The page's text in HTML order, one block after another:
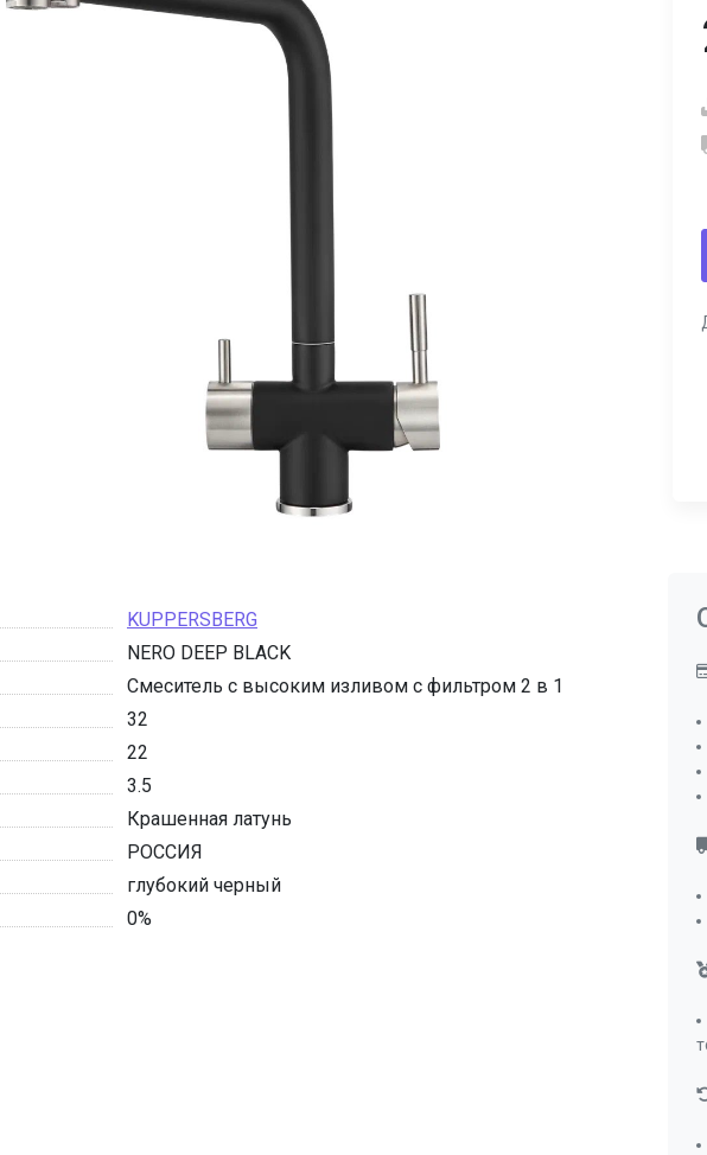
KUPPERSBERG
NERO DEEP BLACK
Смеситель с высоким изливом с фильтром 2 в 1
32
22
3.5
Крашенная латунь
РОССИЯ
глубокий черный
0%